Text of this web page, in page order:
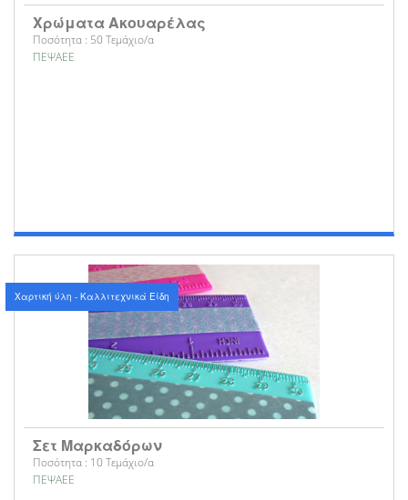
Χρώματα Ακουαρέλας
Ποσότητα : 50 Τεμάχιο/α
ΠΕΨΑΕΕ
Χαρτική ύλη - Καλλιτεχνικά Είδη
Σετ Μαρκαδόρων
Ποσότητα : 10 Τεμάχιο/α
ΠΕΨΑΕΕ